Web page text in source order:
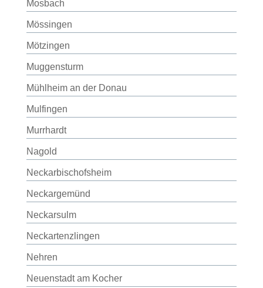
Mosbach
Mössingen
Mötzingen
Muggensturm
Mühlheim an der Donau
Mulfingen
Murrhardt
Nagold
Neckarbischofsheim
Neckargemünd
Neckarsulm
Neckartenzlingen
Nehren
Neuenstadt am Kocher